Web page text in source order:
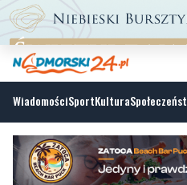
WiadomościSportKultura